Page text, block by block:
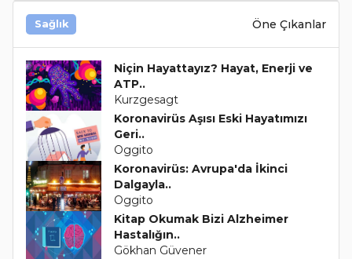
Sağlık Öne Çıkanlar
Niçin Hayattayız? Hayat, Enerji ve
ATP..
Kurzgesagt
Koronavirüs Aşısı Eski Hayatımızı
Geri..
Oggito
Koronavirüs: Avrupa'da İkinci
Dalgayla..
Oggito
Kitap Okumak Bizi Alzheimer
Hastalığın..
Gökhan Güvener